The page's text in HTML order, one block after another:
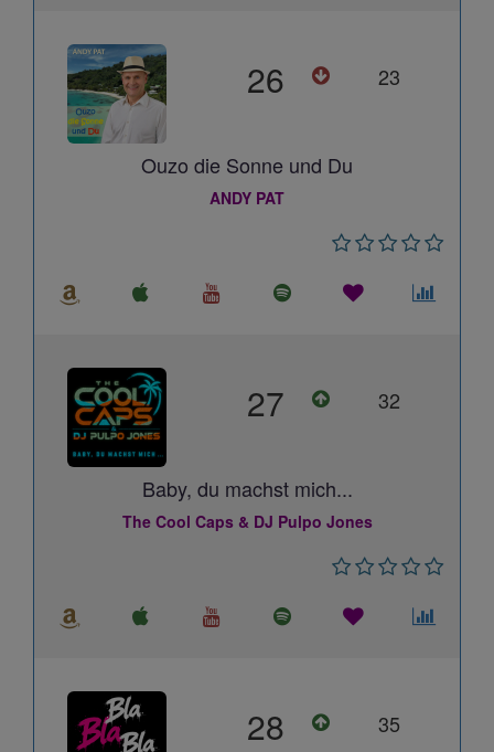
26 23
Ouzo die Sonne und Du
ANDY PAT
27 32
Baby, du machst mich...
The Cool Caps & DJ Pulpo Jones
28 35